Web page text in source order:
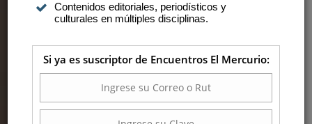
POSTS BY
ENCUENTROS EL
MERCURIO
Contenidos editoriales, periodísticos y
culturales en múltiples disciplinas.
Si ya es suscriptor de Encuentros El Mercurio: